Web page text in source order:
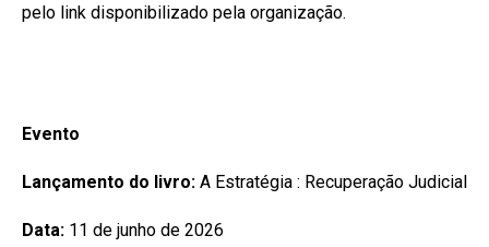
pelo link disponibilizado pela organização.
Evento
Lançamento do livro: A Estratégia : Recuperação Judicial
Data: 11 de junho de 2026